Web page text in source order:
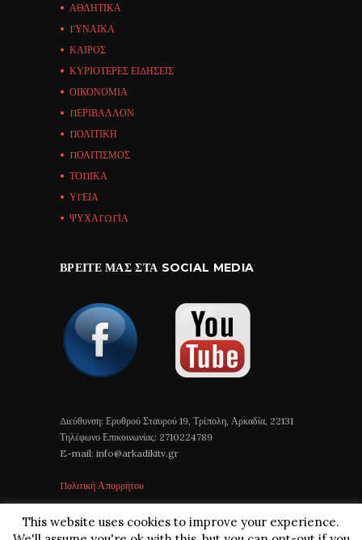
ΑΘΛΗΤΙΚΑ
ΓΥΝΑΙΚΑ
ΚΑΙΡΟΣ
ΚΥΡΙΟΤΕΡΕΣ ΕΙΔΗΣΕΙΣ
ΟΙΚΟΝΟΜΙΑ
ΠΕΡΙΒΑΛΛΟΝ
ΠΟΛΙΤΙΚΗ
ΠΟΛΙΤΙΣΜΟΣ
ΤΟΠΙΚΑ
ΥΓΕΙΑ
ΨΥΧΑΓΩΓΙΑ
ΒΡΕΊΤΕ ΜΑΣ ΣΤΑ SOCIAL MEDIA
Διεύθυνση: Ερυθρού Σταυρού 19, Τρίπολη, Αρκαδία, 22131
Τηλέφωνο Επικοινωνίας: 2710224789
E-mail: info@arkadikitv.gr
Πολιτική Απορρήτου
This website uses cookies to improve your experience.